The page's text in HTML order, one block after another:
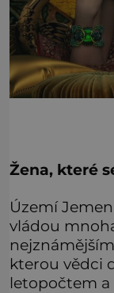
Žena, které
Území
vládou
kterou vědci
letopočtem a